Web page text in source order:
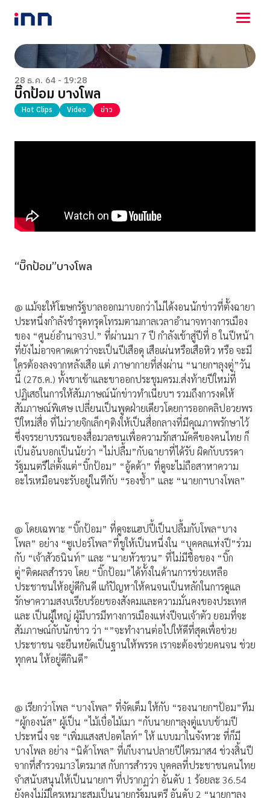
NEWS
ENTERTAINMENT
LIFESTYLE
HOROSCOPE
VIDEO
28 ธ.ค. 64 - 19:28
บิ๊กป้อม บางโพล
Hot Clips Video ข่าว
“บิ๊กป้อม”บางโพล
@ แม้จะให้โฆษกรัฐบาลออกมาบอกว่าไม่ได้งอนนักข่าวที่ตั้งฉายา
ประหนึ่งกำลังชำรุดทรุดโทรมตามกาลเวลาอำนาจทางการเมือง
ของ “ศูนย์อำนาจ3ป.” ที่ผ่านมา 7 ปี กำลังเข้าสู่ปีที่ 8 ในปีหน้า
ที่ยังไม่อาจคาดเดาว่าจะเป็นปีเสือดุ เสือเผ่นหรือเสือหิว หรือ จะมี
ใครต้องลงจากหลังเสือ แต่ ภาษากายที่ส่งผ่าน “นายกฯลุงตู่”วัน
นี้ (27ธ.ค.) ทั้งขาเข้าและขาออกประชุมครม.ส่งท้ายปีใหม่ที่
ปฏิเสธในการให้สัมภาษณ์นักข่าวทำเนียบฯ รวมถึงการงดให้
สัมภาษณ์พิเศษ เปลี่ยนเป็นพูดฝ่ายเดียวโดยการออกคลิปอวยพร
ปีใหม่สื่อ ที่ไม่วายจิกเล็กๆติงให้เป็นสื่อกลางที่มีคุณภาพรักษาไว้
ซึ่งจรรยาบรรณของสื่อมวลชนเพื่อความรักสามัคคีของคนไทย ก็
เป็นอันบอกเป็นนัยว่า “ไม่ปลื้ม”กับฉายาที่ได้รับ ผิดกับบรรดา
รัฐมนตรีไล่ตั้งแต่“บิ๊กป้อม” “อู้ดด้า” ที่ดูจะไม่ถือสาหาความ
อะไรเหมือนจะรับอยู่ในทีกับ “รองช้ำ” และ “นายกฯบางโพล”
@ โดยเฉพาะ “บิ๊กป้อม” ที่ดูจะแฮปปี้เป็นปลื้มกับโพล“บาง
โพล” อย่าง “ซูเปอร์โพล”ที่ชูให้เป็นหนึ่งใน “บุคคลแห่งปี”ร่วม
กับ “เจ้าสัวธนินท์” และ “นายหัวชวน” ที่ไม่มีชื่อของ “บิ๊ก
ตู่”ติดผลสำรวจ โดย “บิ๊กป้อม”ได้ทั้งในด้านการช่วยเหลือ
ประชาชนให้อยู่ดีกินดี แก้ปัญหาให้คนจนเป็นหลักในการดูแล
รักษาความสงบเรียบร้อยของสังคมและความมั่นคงของประเทศ
และ เป็นผู้ใหญ่ ผู้มีบารมีทางการเมืองแห่งปีจนเจ้าตัว ยอมที่จะ
สัมภาษณ์กับนักข่าว ว่า “”จะทำงานต่อไปให้ดีที่สุดเพื่อช่วย
ประชาชน จะยืนหยัดเป็นฐานให้พรรค เราจะต้องช่วยคนจน ช่วย
ทุกคน ให้อยู่ดีกินดี”
@ เรียกว่าโพล “บางโพล” ที่จัดเต็ม ให้กับ “รองนายกฯป้อม”ทีม
“ผู้กองนัส” ผู้เป็น “ไม้เบื่อไม้เมา “กับนายกฯลุงตู่แบบข้ามปี
ประหนึ่ง จะ “เพิ่มแสงสปอตไลท์” ให้ แบบมาในจังหวะ ที่ก็มี
บางโพล อย่าง “นิด้าโพล” ที่เก็บงานปลายปีไตรมาส4 ช่วงสิ้นปี
จากที่สำรวจมา3ไตรมาส กับการสำรวจ บุคคลที่ประชาชนคนไทย
จำสนับสนุนให้เป็นนายกฯ ที่ปรากฏว่า อันดับ 1 ร้อยละ 36.54
ยังคงไม่มีใครเหมาะสมเป็นนายกรัฐมนตรี อันดับ 2 “นายกฯลุง